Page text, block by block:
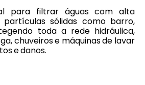
para filtrar águas com alta
sólidas como barro,
toda a rede hidráulica,
chuveiros e máquinas de lavar
e danos.